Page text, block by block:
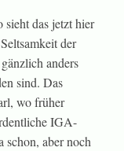
sieht das jetzt hier
der
anders
sind. Das
wo früher
IGA-
schon, aber noch